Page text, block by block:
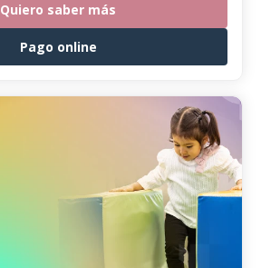
Quiero saber más
Pago online